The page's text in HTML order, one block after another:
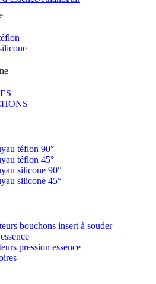
téflon 90°
téflon 45°
silicone 90°
silicone 45°
bouchons insert à souder
pression essence